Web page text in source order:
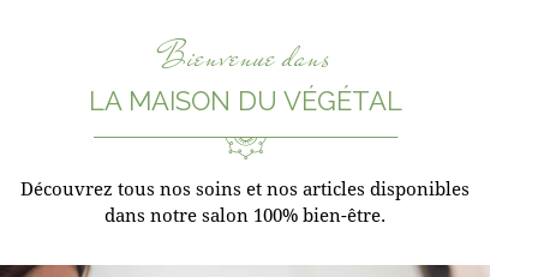
Bienvenue dans
LA MAISON DU VÉGÉTAL
Découvrez tous nos soins et nos articles disponibles
dans notre salon 100% bien-être.